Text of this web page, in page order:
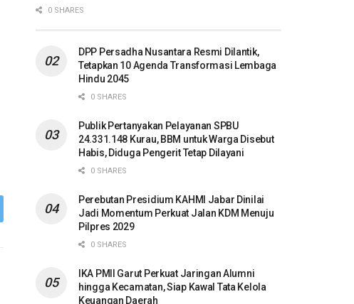
0 SHARES
DPP Persadha Nusantara Resmi Dilantik,
Tetapkan 10 Agenda Transformasi Lembaga
Hindu 2045
0 SHARES
Publik Pertanyakan Pelayanan SPBU
24.331.148 Kurau, BBM untuk Warga Disebut
Habis, Diduga Pengerit Tetap Dilayani
0 SHARES
Perebutan Presidium KAHMI Jabar Dinilai
Jadi Momentum Perkuat Jalan KDM Menuju
Pilpres 2029
0 SHARES
IKA PMII Garut Perkuat Jaringan Alumni
hingga Kecamatan, Siap Kawal Tata Kelola
Keuangan Daerah